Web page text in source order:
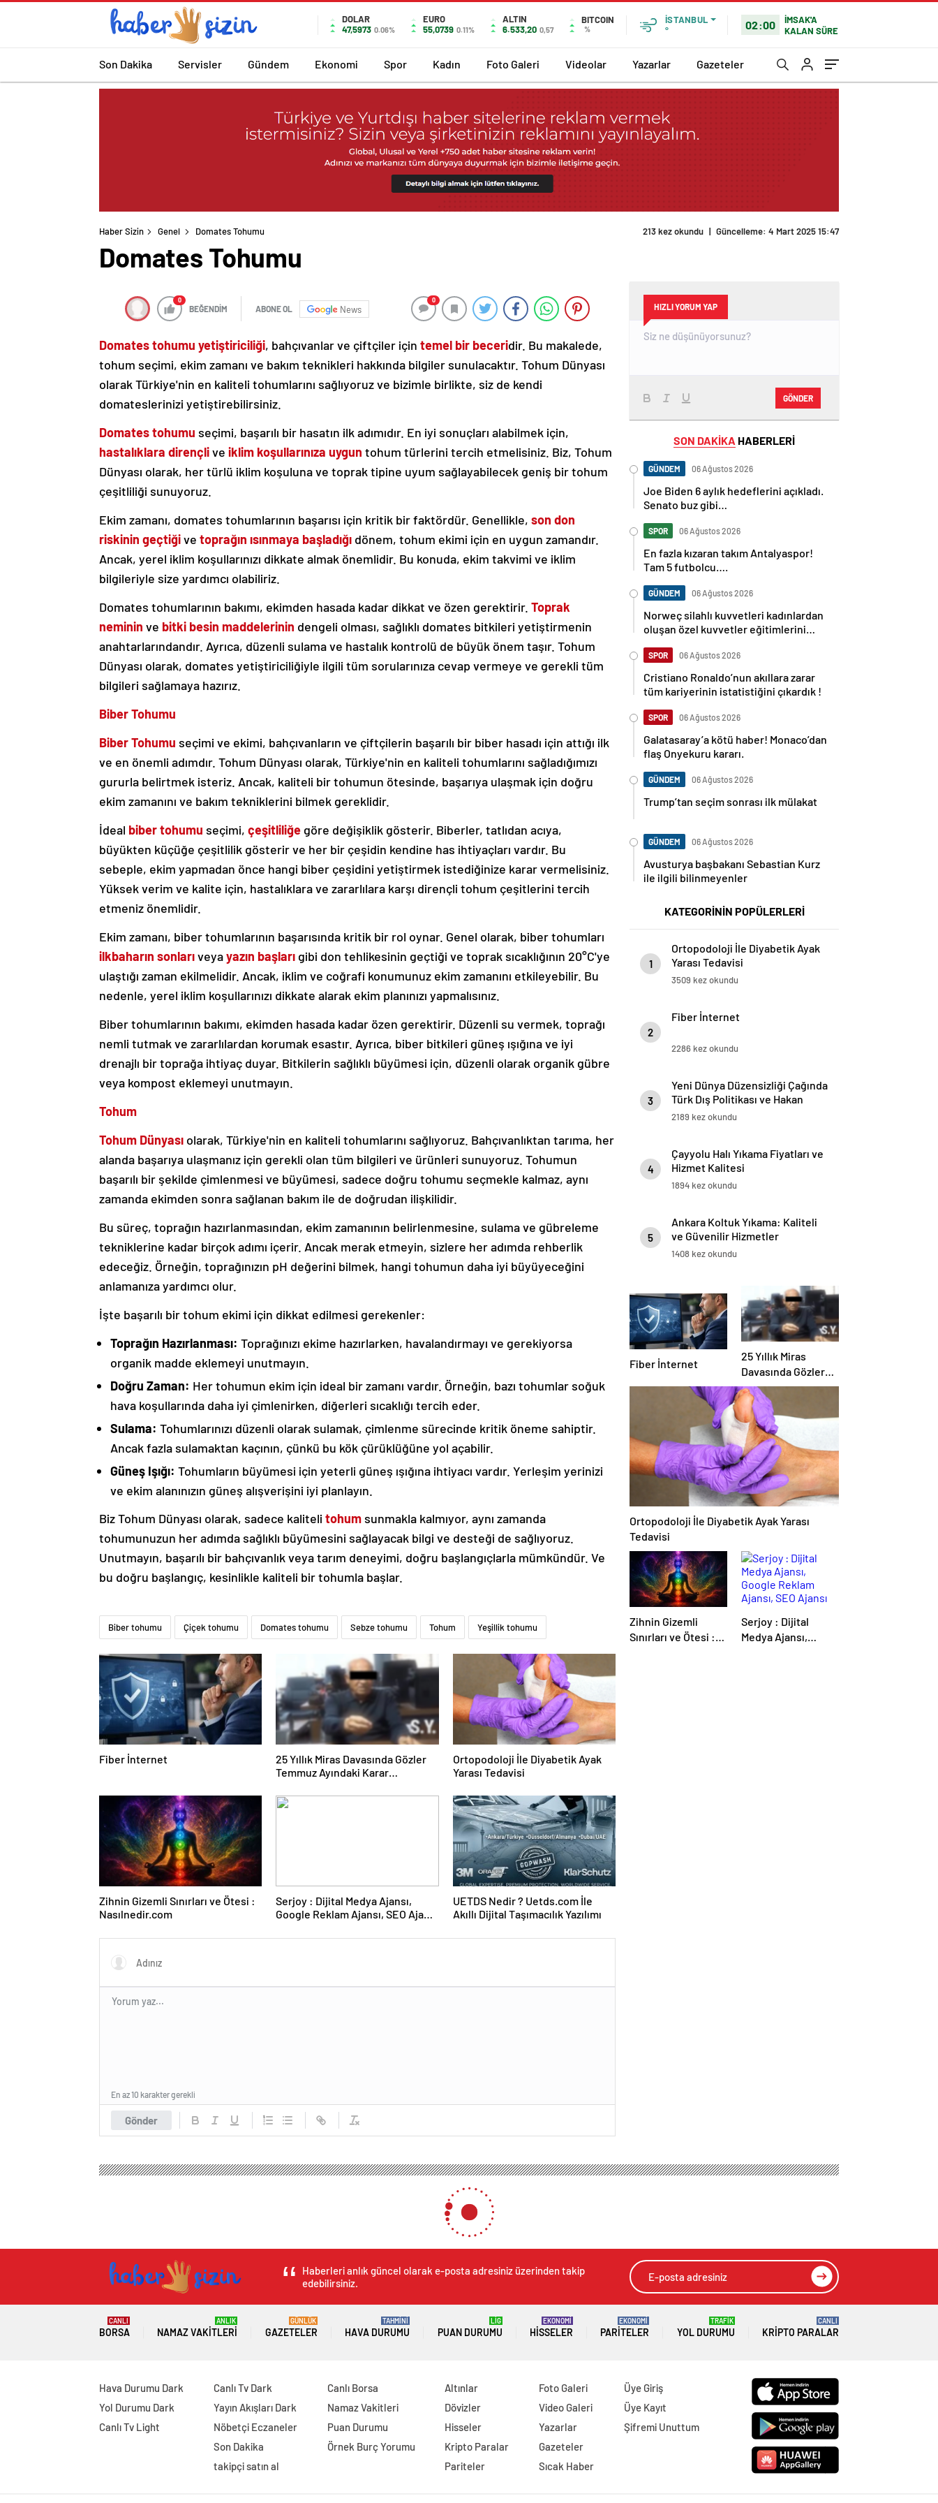
DOLAR
47,5973 0.06%
EURO
55,0739 0.11%
ALTIN
6.533,20 0,57
BITCOIN
%
İSTANBUL
°
02:00
İMSAK'A
KALAN SÜRE
Son Dakika Servisler Gündem Ekonomi Spor Kadın Foto Galeri Videolar Yazarlar Gazeteler
Haber Sizin Genel Domates Tohumu 213 kez okundu | Güncelleme: 4 Mart 2025 15:47
Domates Tohumu
0
BEĞENDİM ABONE OL News
0
Domates tohumu yetiştiriciliği, bahçıvanlar ve çiftçiler için temel bir beceridir. Bu makalede,
tohum seçimi, ekim zamanı ve bakım teknikleri hakkında bilgiler sunulacaktır. Tohum Dünyası
olarak Türkiye'nin en kaliteli tohumlarını sağlıyoruz ve bizimle birlikte, siz de kendi
domateslerinizi yetiştirebilirsiniz.
Domates tohumu seçimi, başarılı bir hasatın ilk adımıdır. En iyi sonuçları alabilmek için,
hastalıklara dirençlive iklim koşullarınıza uygun tohum türlerini tercih etmelisiniz. Biz, Tohum
Dünyası olarak, her türlü iklim koşuluna ve toprak tipine uyum sağlayabilecek geniş bir tohum
çeşitliliği sunuyoruz.
Ekim zamanı, domates tohumlarının başarısı için kritik bir faktördür. Genellikle, son don
riskinin geçtiğive toprağın ısınmaya başladığı dönem, tohum ekimi için en uygun zamandır.
Ancak, yerel iklim koşullarınızı dikkate almak önemlidir. Bu konuda, ekim takvimi ve iklim
bilgileriyle size yardımcı olabiliriz.
Domates tohumlarının bakımı, ekimden hasada kadar dikkat ve özen gerektirir. Toprak
neminin ve bitki besin maddelerinin dengeli olması, sağlıklı domates bitkileri yetiştirmenin
anahtarlarındandır. Ayrıca, düzenli sulama ve hastalık kontrolü de büyük önem taşır. Tohum
Dünyası olarak, domates yetiştiriciliğiyle ilgili tüm sorularınıza cevap vermeye ve gerekli tüm
bilgileri sağlamaya hazırız.
Biber Tohumu
Biber Tohumu seçimi ve ekimi, bahçıvanların ve çiftçilerin başarılı bir biber hasadı için attığı ilk
ve en önemli adımdır. Tohum Dünyası olarak, Türkiye'nin en kaliteli tohumlarını sağladığımızı
gururla belirtmek isteriz. Ancak, kaliteli bir tohumun ötesinde, başarıya ulaşmak için doğru
ekim zamanını ve bakım tekniklerini bilmek gereklidir.
İdeal biber tohumu seçimi, çeşitliliğe göre değişiklik gösterir. Biberler, tatlıdan acıya,
büyükten küçüğe çeşitlilik gösterir ve her bir çeşidin kendine has ihtiyaçları vardır. Bu
sebeple, ekim yapmadan önce hangi biber çeşidini yetiştirmek istediğinize karar vermelisiniz.
Yüksek verim ve kalite için, hastalıklara ve zararlılara karşı dirençli tohum çeşitlerini tercih
etmeniz önemlidir.
Ekim zamanı, biber tohumlarının başarısında kritik bir rol oynar. Genel olarak, biber tohumları
ilkbaharın sonlarıveyayazın başları gibi don tehlikesinin geçtiği ve toprak sıcaklığının 20°C'ye
ulaştığı zaman ekilmelidir. Ancak, iklim ve coğrafi konumunuz ekim zamanını etkileyebilir. Bu
nedenle, yerel iklim koşullarınızı dikkate alarak ekim planınızı yapmalısınız.
Biber tohumlarının bakımı, ekimden hasada kadar özen gerektirir. Düzenli su vermek, toprağı
nemli tutmak ve zararlılardan korumak esastır. Ayrıca, biber bitkileri güneş ışığına ve iyi
drenajlı bir toprağa ihtiyaç duyar. Bitkilerin sağlıklı büyümesi için, düzenli olarak organik gübre
veya kompost eklemeyi unutmayın.
Tohum
Tohum Dünyası olarak, Türkiye'nin en kaliteli tohumlarını sağlıyoruz. Bahçıvanlıktan tarıma, her
alanda başarıya ulaşmanız için gerekli olan tüm bilgileri ve ürünleri sunuyoruz. Tohumun
başarılı bir şekilde çimlenmesi ve büyümesi, sadece doğru tohumu seçmekle kalmaz, aynı
zamanda ekimden sonra sağlanan bakım ile de doğrudan ilişkilidir.
Bu süreç, toprağın hazırlanmasından, ekim zamanının belirlenmesine, sulama ve gübreleme
tekniklerine kadar birçok adımı içerir. Ancak merak etmeyin, sizlere her adımda rehberlik
edeceğiz. Örneğin, toprağınızın pH değerini bilmek, hangi tohumun daha iyi büyüyeceğini
anlamanıza yardımcı olur.
İşte başarılı bir tohum ekimi için dikkat edilmesi gerekenler:
Toprağın Hazırlanması: Toprağınızı ekime hazırlarken, havalandırmayı ve gerekiyorsa
organik madde eklemeyi unutmayın.
Doğru Zaman: Her tohumun ekim için ideal bir zamanı vardır. Örneğin, bazı tohumlar soğuk
hava koşullarında daha iyi çimlenirken, diğerleri sıcaklığı tercih eder.
Sulama: Tohumlarınızı düzenli olarak sulamak, çimlenme sürecinde kritik öneme sahiptir.
Ancak fazla sulamaktan kaçının, çünkü bu kök çürüklüğüne yol açabilir.
Güneş Işığı: Tohumların büyümesi için yeterli güneş ışığına ihtiyacı vardır. Yerleşim yerinizi
ve ekim alanınızın güneş alışverişini iyi planlayın.
Biz Tohum Dünyası olarak, sadece kaliteli tohum sunmakla kalmıyor, aynı zamanda
tohumunuzun her adımda sağlıklı büyümesini sağlayacak bilgi ve desteği de sağlıyoruz.
Unutmayın, başarılı bir bahçıvanlık veya tarım deneyimi, doğru başlangıçlarla mümkündür. Ve
bu doğru başlangıç, kesinlikle kaliteli bir tohumla başlar.
Biber tohumu Çiçek tohumu Domates tohumu Sebze tohumu Tohum Yeşillik tohumu
Fiber İnternet
25 Yıllık Miras Davasında Gözler
Temmuz Ayındaki Karar
Ortopodoloji İle Diyabetik Ayak
Yarası Tedavisi
Zihnin Gizemli Sınırları ve Ötesi :
Nasılnedir.com
Serjoy : Dijital Medya Ajansı,
Google Reklam Ajansı, SEO Ajansı
UETDS Nedir ? Uetds.com İle
Akıllı Dijital Taşımacılık Yazılımı
Gönder
En az 10 karakter gerekli
HIZLI YORUM YAP
GÖNDER
SON DAKİKA HABERLERİ
GÜNDEM 06 Ağustos 2026
Joe Biden 6 aylık hedeflerini açıkladı.
Senato buz gibi…
SPOR 06 Ağustos 2026
En fazla kızaran takım Antalyaspor!
Tam 5 futbolcu….
GÜNDEM 06 Ağustos 2026
Norweç silahlı kuvvetleri kadınlardan
oluşan özel kuvvetler eğitimlerini
SPOR 06 Ağustos 2026
Cristiano Ronaldo’nun akıllara zarar
tüm kariyerinin istatistiğini çıkardık !
SPOR 06 Ağustos 2026
Galatasaray’a kötü haber! Monaco’dan
flaş Onyekuru kararı.
GÜNDEM 06 Ağustos 2026
Trump’tan seçim sonrası ilk mülakat
GÜNDEM 06 Ağustos 2026
Avusturya başbakanı Sebastian Kurz
ile ilgili bilinmeyenler
KATEGORİNİN POPÜLERLERİ
1
Ortopodoloji İle Diyabetik Ayak
Yarası Tedavisi
3509 kez okundu
2
Fiber İnternet
2286 kez okundu
3
Yeni Dünya Düzensizliği Çağında
Türk Dış Politikası ve Hakan
Fidan Faktörü
2189 kez okundu
4
Çayyolu Halı Yıkama Fiyatları ve
Hizmet Kalitesi
1894 kez okundu
5
Ankara Koltuk Yıkama: Kaliteli
ve Güvenilir Hizmetler
1408 kez okundu
Fiber İnternet
25 Yıllık Miras
Davasında Gözler
Temmuz Ayındaki
Karar Duruşmasına
Çevrildi
Ortopodoloji İle Diyabetik Ayak Yarası
Tedavisi
Zihnin Gizemli
Sınırları ve Ötesi :
Serjoy : Dijital
Medya Ajansı,
Haberleri anlık güncel olarak e-posta adresiniz üzerinden takip
edebilirsiniz.
BORSA
CANLI
NAMAZ VAKITLERI
ANLIK
GAZETELER
GÜNLÜK
HAVA DURUMU
TAHMİNİ
PUAN DURUMU
LİG
HISSELER
EKONOMİ
PARITELER
EKONOMİ
YOL DURUMU
TRAFİK
KRIPTO PARALAR
CANLI
Hava Durumu Dark
Yol Durumu Dark
Canlı Tv Light
Canlı Tv Dark
Yayın Akışları Dark
Nöbetçi Eczaneler
Son Dakika
takipçi satın al
Canlı Borsa
Namaz Vakitleri
Puan Durumu
Örnek Burç Yorumu
Altınlar
Dövizler
Hisseler
Kripto Paralar
Pariteler
Foto Galeri
Video Galeri
Yazarlar
Gazeteler
Sıcak Haber
Üye Giriş
Üye Kayıt
Şifremi Unuttum